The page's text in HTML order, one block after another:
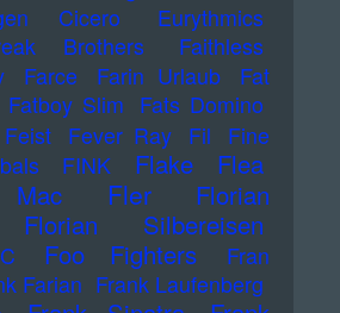
Cicero
Eurythmics
Brothers
Faithless
Farce Farin Urlaub
Fat
Fatboy Slim Fats Domino
Feist Fever Ray Fil
Fine
FINK Flake
Flea
Mac
Fler
Florian
Florian Silbereisen
Foo Fighters
Fran
Farian Frank Laufenberg